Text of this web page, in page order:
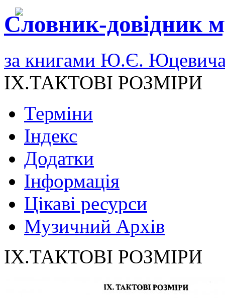
Словник-довідник
за книгами Ю.Є.
IX.ТАКТОВІ РОЗМІРИ
Терміни
Індекс
Додатки
Інформація
Цікаві ресурси
Музичний Архів
IX.ТАКТОВІ РОЗМІРИ